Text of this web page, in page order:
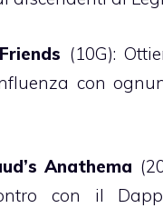
(10G):
con
Anathema
con il